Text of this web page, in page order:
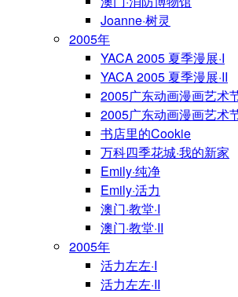
Joanne·树灵
2005年
YACA 2005 夏季漫展·I
YACA 2005 夏季漫展·II
2005广东动画漫画艺术
2005广东动画漫画艺术
书店里的Cookie
万科四季花城·我的新家
Emily·纯净
Emily·活力
澳门·教堂·I
澳门·教堂·II
2005年
活力左左·I
活力左左·II